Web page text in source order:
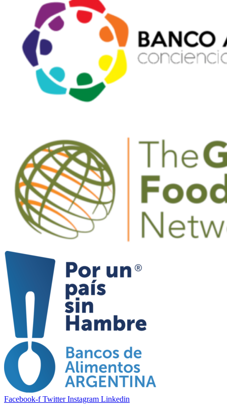
Facebook-f Twitter Instagram Linkedin